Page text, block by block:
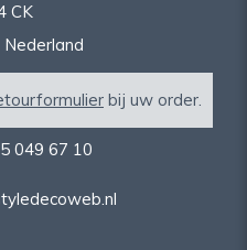
CK
bij uw order.
049 67 10